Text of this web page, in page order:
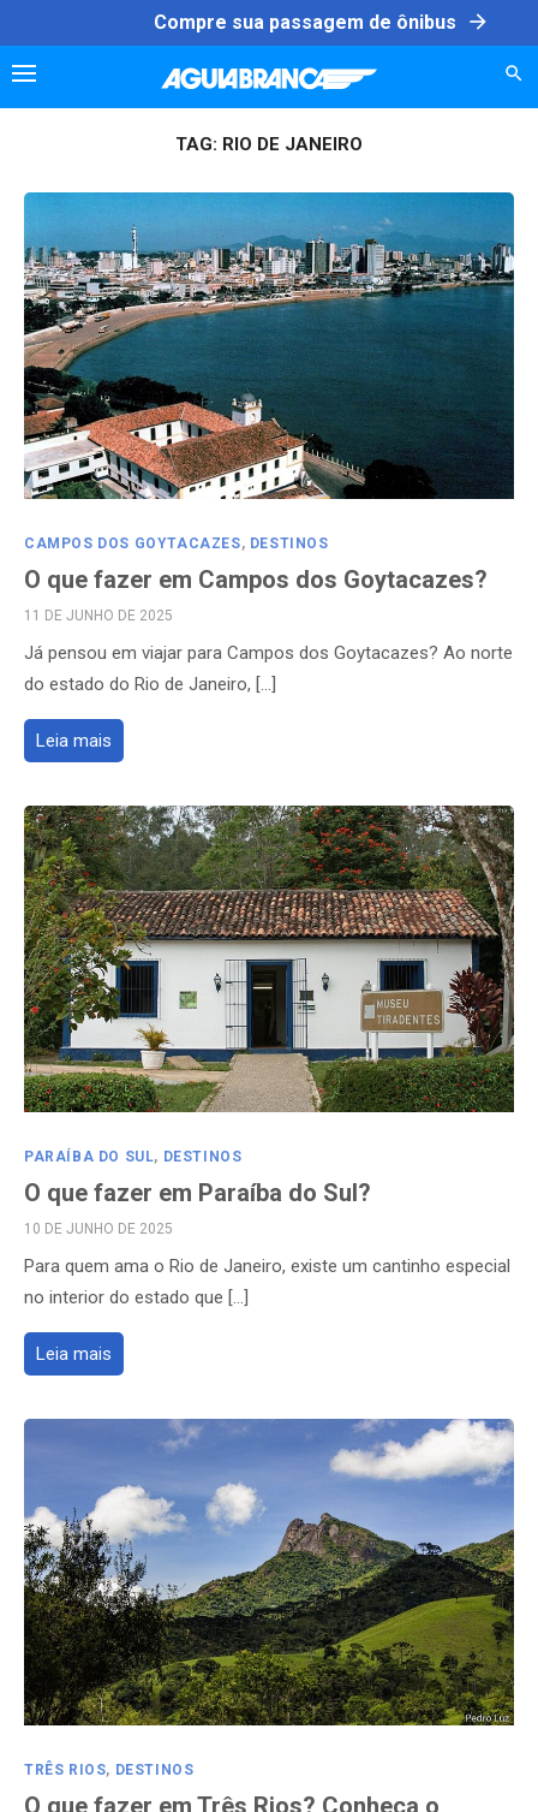
to
content
Compre sua passagem de ônibus arrow_forward
TAG: RIO DE JANEIRO
CAMPOS DOS GOYTACAZES, DESTINOS
O que fazer em Campos dos Goytacazes?
POSTED
11 DE JUNHO DE 2025
Já pensou em viajar para Campos dos Goytacazes? Ao norte
do estado do Rio de Janeiro, […]
Leia mais
PARAÍBA DO SUL, DESTINOS
O que fazer em Paraíba do Sul?
POSTED
10 DE JUNHO DE 2025
Para quem ama o Rio de Janeiro, existe um cantinho especial
no interior do estado que […]
Leia mais
TRÊS RIOS, DESTINOS
O que fazer em Três Rios? Conheça o